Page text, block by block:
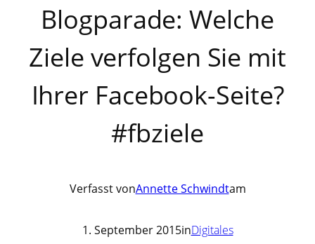
Blogparade: Welche
Ziele verfolgen Sie mit
Ihrer Facebook-Seite?
#fbziele
Verfasst vonAnnette Schwindtam
1. September 2015inDigitales